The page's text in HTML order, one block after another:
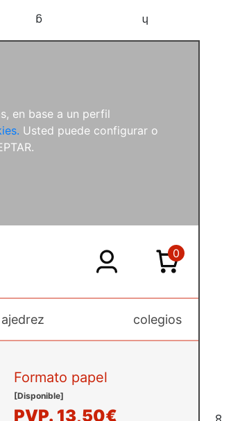
en base a un perfil
Usted puede configurar o
g h
colegios
0
Formato papel
[Disponible]
PVP. 13,50€